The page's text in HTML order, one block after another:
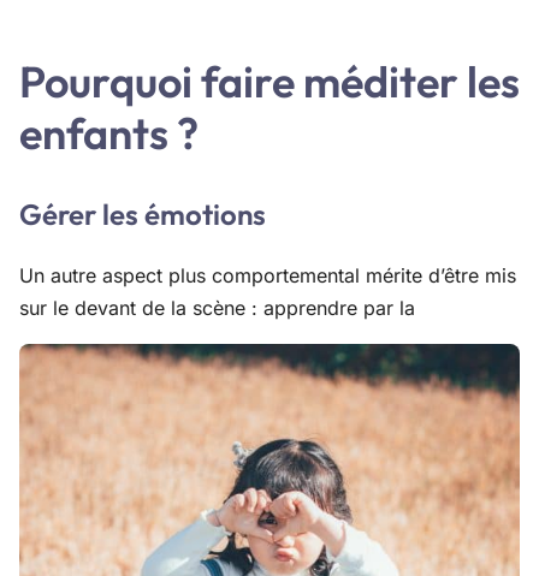
Pourquoi faire méditer les
enfants ?
Gérer les émotions
Un autre aspect plus comportemental mérite d’être mis
sur le devant de la scène : apprendre par la